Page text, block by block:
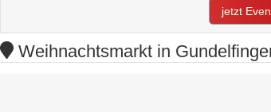
jetzt
Weihnachtsmarkt in